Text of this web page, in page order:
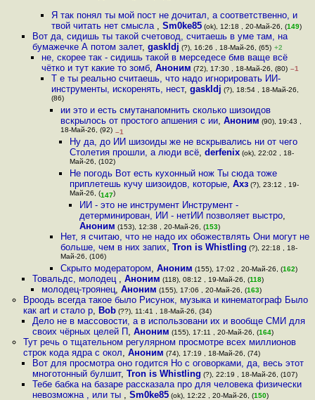
Я так понял ты мой пост не дочитал, а соответственно, и
твой читать нет смысла , Sm0ke85(ok), 12:18 , 20-Май-26, (149)
Вот да, сидишь ты такой счетовод, считаешь в уме там, на
бумажечке А потом залет, gaskldj (?), 16:26 , 18-Май-26, (65) +2
не, скорее так - сидишь такой в мерседесе бмв ваще всё
чётко и тут какие то зомб,Аноним (72), 17:30 , 18-Май-26, (80) –1
Т е ты реально считаешь, что надо игнорировать ИИ-
инструменты, искоренять, нест, gaskldj (?), 18:54 , 18-Май-26,
(86)
ии это и есть смутанапомнить сколько шизоидов
вскрылось от простого апшения с ии, Аноним (90), 19:43 ,
18-Май-26, (92) –1
Ну да, до ИИ шизоиды же не вскрывались ни от чего
Столетия прошли, а люди всё,derfenix (ok), 22:02 , 18-
Май-26, (102)
Не погодь Вот есть кухонный нож Ты сюда тоже
приплетешь кучу шизоидов, которые,Ахз (?), 23:12 , 19-
Май-26, (147)
ИИ - это не инструмент Инструмент -
детерминирован, ИИ - нетИИ позволяет выстро,
Аноним (153), 12:38 , 20-Май-26, (153)
Нет, я считаю, что не надо их обожествлять Они могут не
больше, чем в них запих, Tron is Whistling (?), 22:18 , 18-
Май-26, (106)
Скрыто модератором, Аноним (155), 17:02 , 20-Май-26, (162)
Товальдс, молодец , Аноним (118), 08:12 , 19-Май-26, (118)
молодец-троянец,Аноним (155), 17:06 , 20-Май-26, (163)
Вроодь всегда такое было Рисунок, музыка и кинематограф Было
как art и стало p, Bob(??), 11:41 , 18-Май-26, (34)
Дело не в массовости, а в использовани их и вообще СМИ для
своих чёрных целей П , Аноним (155), 17:11 , 20-Май-26, (164)
Тут речь о тщательном регулярном просмотре всех миллионов
строк кода ядра с окол, Аноним (74), 17:19 , 18-Май-26, (74)
Вот для просмотра оно годится Но с оговорками, да, весь этот
многотонный булшит, Tron is Whistling (?), 22:19 , 18-Май-26, (107)
Тебе бабка на базаре рассказала про для человека физически
невозможна , или ты , Sm0ke85(ok), 12:22 , 20-Май-26, (150)